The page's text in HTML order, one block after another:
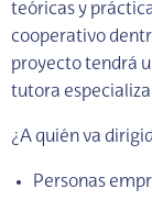
teóricas y
cooperativo
proyecto tendrá
tutora
¿A quién va
Personas